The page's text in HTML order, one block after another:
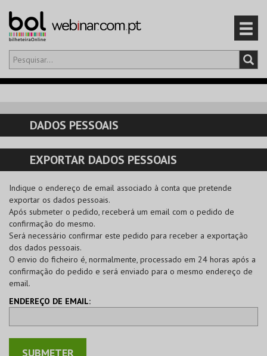
Olá,iniciar sessão
CARRINHO
EVENTOS
CARTÕES
PRODUTOS
DADOS PESSOAIS
EXPORTAR DADOS PESSOAIS
Indique o endereço de email associado à conta que pretende
exportar os dados pessoais.
Após submeter o pedido, receberá um email com o pedido de
confirmação do mesmo.
Será necessário confirmar este pedido para receber a exportação
dos dados pessoais.
O envio do ficheiro é, normalmente, processado em 24 horas após a
confirmação do pedido e será enviado para o mesmo endereço de
email.
ENDEREÇO DE EMAIL: